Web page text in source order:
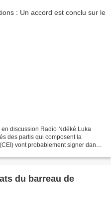
discussion Radio Ndéké Luka
des partis qui composent la
vont probablement signer dans
du barreau de